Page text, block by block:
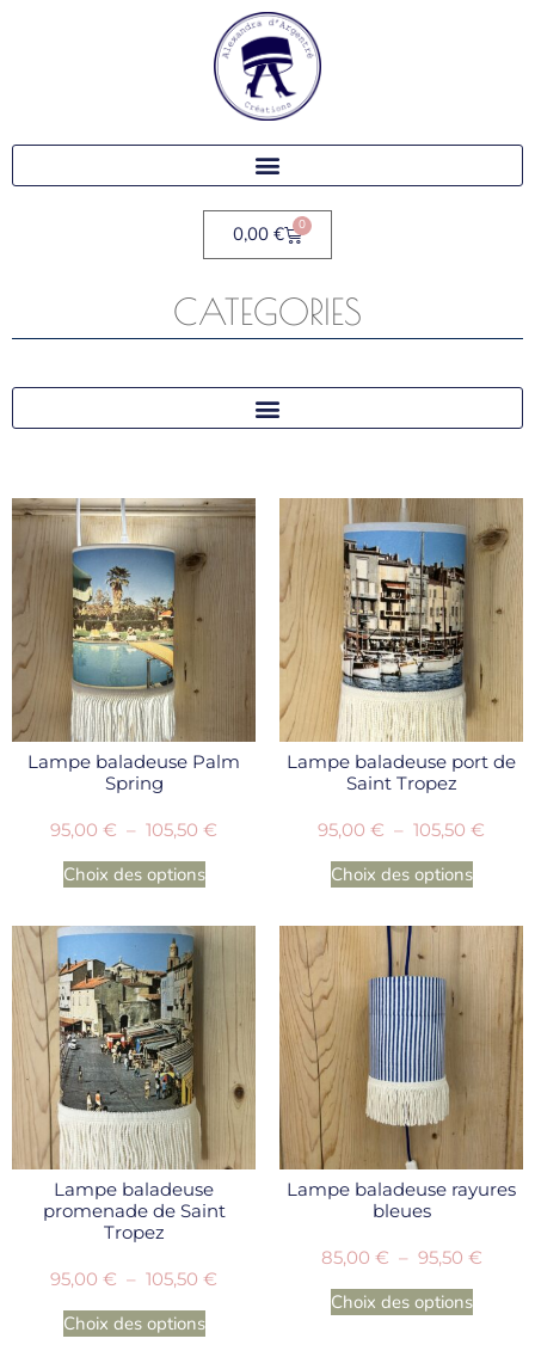
0,00 € 0
CATEGORIES
Lampe baladeuse Palm
Spring
95,00 € – 105,50 €
Choix des options
Lampe baladeuse port de
Saint Tropez
95,00 € – 105,50 €
Choix des options
Lampe baladeuse
promenade de Saint
Tropez
95,00 € – 105,50 €
Choix des options
Lampe baladeuse rayures
bleues
85,00 € – 95,50 €
Choix des options